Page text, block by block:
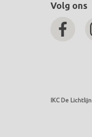
Volg ons
IKC De Lichtlijn